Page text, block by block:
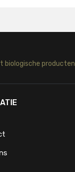
biologische producten